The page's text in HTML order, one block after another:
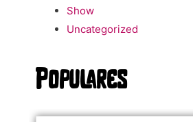
Show
Uncategorized
Populares